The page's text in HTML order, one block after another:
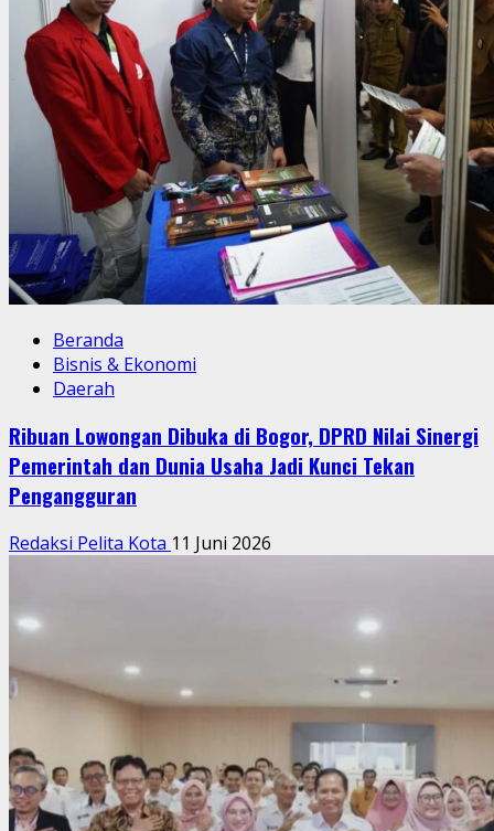
Beranda
Bisnis & Ekonomi
Daerah
Ribuan Lowongan Dibuka di Bogor, DPRD Nilai Sinergi
Pemerintah dan Dunia Usaha Jadi Kunci Tekan
Pengangguran
Redaksi Pelita Kota 11 Juni 2026